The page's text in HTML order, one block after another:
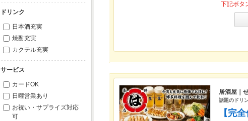
ドリンク
日本酒充実
焼酎充実
カクテル充実
サービス
カードOK
日曜営業あり
お祝い・サプライズ対応
可
下記ボタ
居酒屋｜
話題のドリ
【完